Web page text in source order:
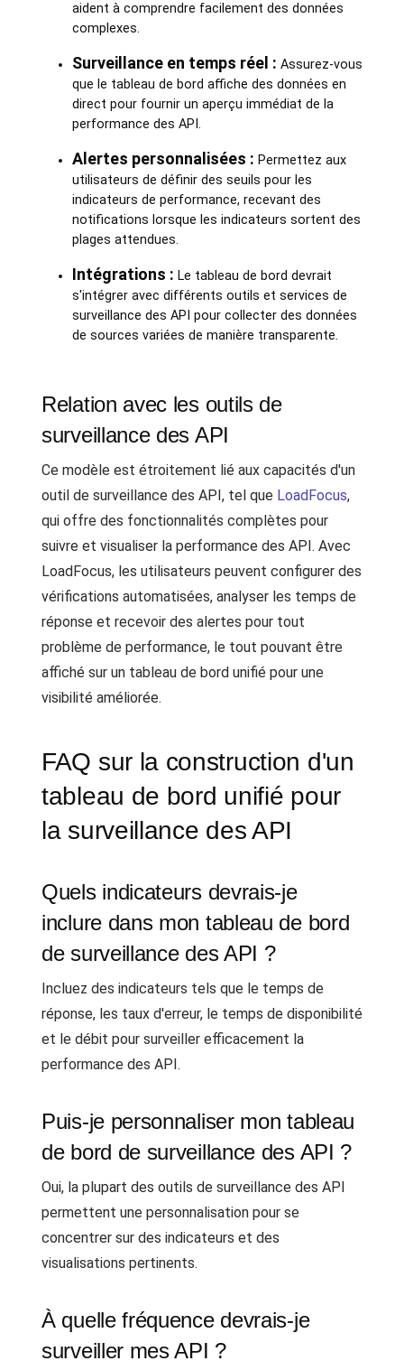
aident à comprendre facilement des données
complexes.
Surveillance en temps réel : Assurez-vous
que le tableau de bord affiche des données en
direct pour fournir un aperçu immédiat de la
performance des API.
Alertes personnalisées : Permettez aux
utilisateurs de définir des seuils pour les
indicateurs de performance, recevant des
notifications lorsque les indicateurs sortent des
plages attendues.
Intégrations : Le tableau de bord devrait
s'intégrer avec différents outils et services de
surveillance des API pour collecter des données
de sources variées de manière transparente.
Relation avec les outils de
surveillance des API
Ce modèle est étroitement lié aux capacités d'un
outil de surveillance des API, tel que LoadFocus,
qui offre des fonctionnalités complètes pour
suivre et visualiser la performance des API. Avec
LoadFocus, les utilisateurs peuvent configurer des
vérifications automatisées, analyser les temps de
réponse et recevoir des alertes pour tout
problème de performance, le tout pouvant être
affiché sur un tableau de bord unifié pour une
visibilité améliorée.
FAQ sur la construction d'un
tableau de bord unifié pour
la surveillance des API
Quels indicateurs devrais-je
inclure dans mon tableau de bord
de surveillance des API ?
Incluez des indicateurs tels que le temps de
réponse, les taux d'erreur, le temps de disponibilité
et le débit pour surveiller efficacement la
performance des API.
Puis-je personnaliser mon tableau
de bord de surveillance des API ?
Oui, la plupart des outils de surveillance des API
permettent une personnalisation pour se
concentrer sur des indicateurs et des
visualisations pertinents.
À quelle fréquence devrais-je
surveiller mes API ?